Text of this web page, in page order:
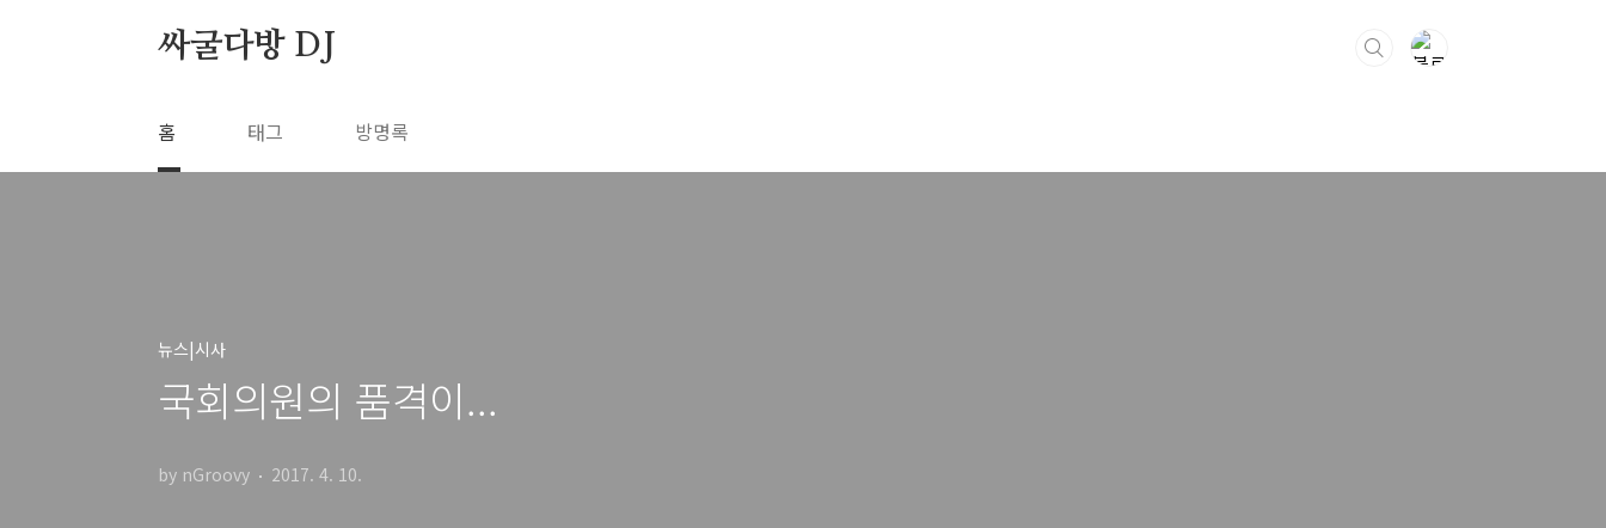
싸굴다방 DJ
홈 태그 방명록
뉴스|시사
국회의원의 품격이...
by nGroovy 2017. 4. 10.